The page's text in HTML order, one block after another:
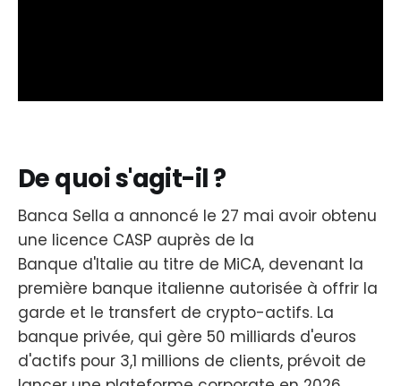
De quoi s'agit-il ?
Banca Sella a annoncé le 27 mai avoir obtenu
une licence CASP auprès de la
Banque d'Italie au titre de MiCA, devenant la
première banque italienne autorisée à offrir la
garde et le transfert de crypto-actifs. La
banque privée, qui gère 50 milliards d'euros
d'actifs pour 3,1 millions de clients, prévoit de